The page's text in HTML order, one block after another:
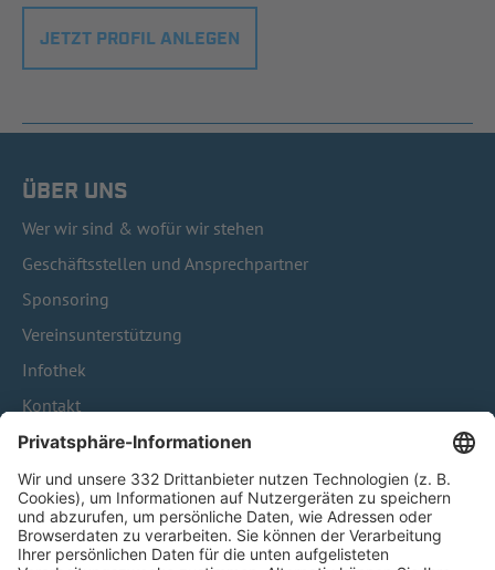
JETZT PROFIL ANLEGEN
ÜBER UNS
Wer wir sind & wofür wir stehen
Geschäftsstellen und Ansprechpartner
Sponsoring
Vereinsunterstützung
Infothek
Kontakt
HÄUFIG BESUCHTE SEITEN
Pässe und Vereinswechsel
Trainerausbildung